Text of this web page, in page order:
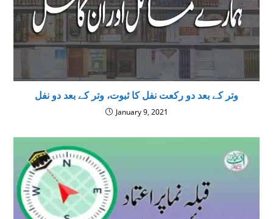
‌وتر کے بعد دو رکعت نفل کا ثبوت، وتر کے بعد دو نفل
January 9, 2021